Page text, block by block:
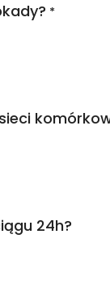
*
24h?